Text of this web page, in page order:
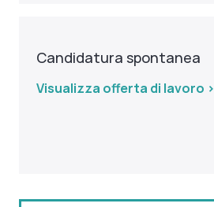
Candidatura spontanea
Visualizza offerta di lavoro >